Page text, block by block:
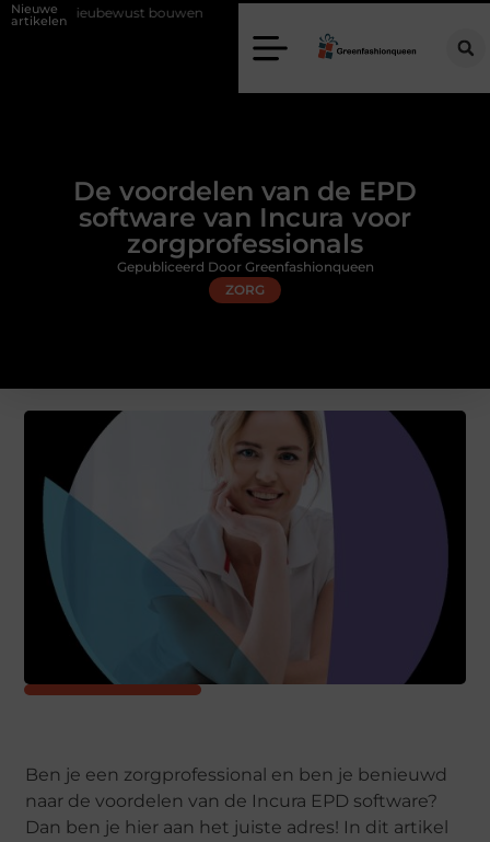
Nieuwe
artikelen
milieubewust bouwen Zo haalt u echt vuur in huis zonder
De voordelen van de EPD
software van Incura voor
zorgprofessionals
ZORG
Gepubliceerd Door Greenfashionqueen
Ben je een zorgprofessional en ben je benieuwd
naar de voordelen van de Incura EPD software?
Dan ben je hier aan het juiste adres! In dit artikel